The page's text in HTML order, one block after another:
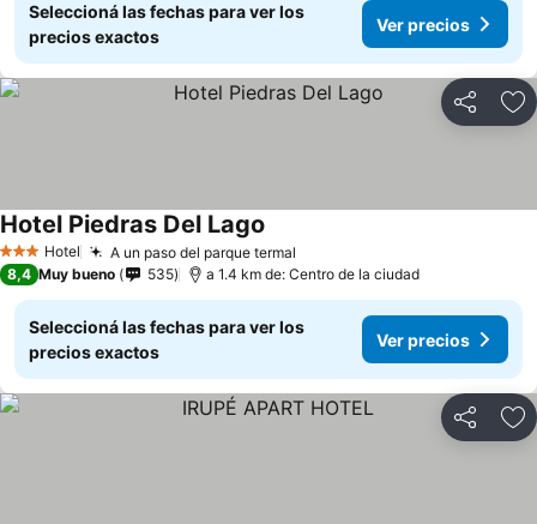
Seleccioná las fechas para ver los
precios exactos
Ver precios
Compartir
3 Estrellas
Hotel A un paso del parque termal
Hotel Piedras Del Lago
8,4 Muy bueno 535 a 1.4 km de: Centro de la ciudad
Seleccioná las fechas para ver los
precios exactos
Ver precios
Compartir